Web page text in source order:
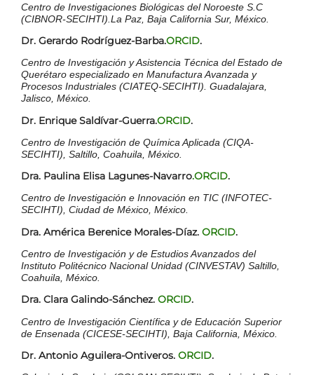
Centro de Investigaciones Biológicas del Noroeste S.C
(CIBNOR-SECIHTI).La Paz, Baja California Sur, México.
Dr. Gerardo Rodríguez-Barba.ORCID.
Centro de Investigación y Asistencia Técnica del Estado de
Querétaro especializado en Manufactura Avanzada y
Procesos Industriales (CIATEQ-SECIHTI). Guadalajara,
Jalisco, México.
Dr. Enrique Saldívar-Guerra.ORCID.
Centro de Investigación de Química Aplicada (CIQA-
SECIHTI), Saltillo, Coahuila, México.
Dra. Paulina Elisa Lagunes-Navarro.ORCID.
Centro de Investigación e Innovación en TIC (INFOTEC-
SECIHTI), Ciudad de México, México.
Dra. América Berenice Morales-Díaz. ORCID.
Centro de Investigación y de Estudios Avanzados del
Instituto Politécnico Nacional Unidad (CINVESTAV) Saltillo,
Coahuila, México.
Dra. Clara Galindo-Sánchez. ORCID.
Centro de Investigación Científica y de Educación Superior
de Ensenada (CICESE-SECIHTI), Baja California, México.
Dr. Antonio Aguilera-Ontiveros. ORCID.